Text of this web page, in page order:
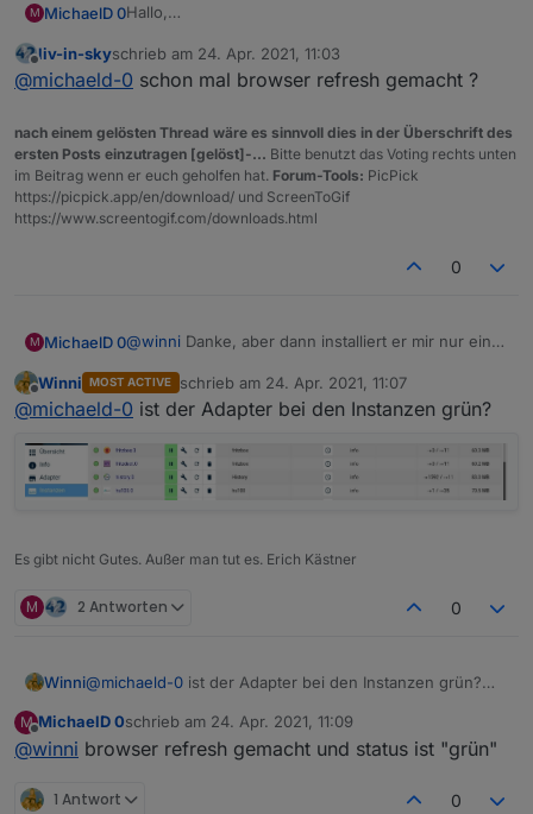
M MichaelD 0Hallo,
die Frage nicht wirklich schlau.
Ich habe den Fritzbox DECT Adapter installiert. Im
Jedoch legt der Adapter unter "Objekte" in der
Tree-Ansicht keinen Eintrag an. Also dort gibt es
keinen Tree/Verzeichnis "Fritz DECT" oder
ähnliches auf der obersten Ebene wie ioT.0 oder
hm-rega.0.
Vielen Dank
Michael
Offline
liv-in-skyschrieb am 24. Apr. 2021, 11:03
zuletzt editiert von
@michaeld-0 schon mal browser refresh gemacht ?
nach einem gelösten Thread wäre es sinnvoll dies in der Überschrift des
ersten Posts einzutragen [gelöst]-... Bitte benutzt das Voting rechts unten
im Beitrag wenn er euch geholfen hat. Forum-Tools: PicPick
https://picpick.app/en/download/ und ScreenToGif
https://www.screentogif.com/downloads.html
0
M MichaelD 0@winni Danke, aber dann installiert er mir nur eine
Er legt kein neues Verzeichnis/Tree oder
Baumstruktur an.
Offline
Winni MOST ACTIVE schrieb am 24. Apr. 2021, 11:07
zuletzt editiert von
@michaeld-0 ist der Adapter bei den Instanzen grün?
Es gibt nicht Gutes. Außer man tut es. Erich Kästner
M 2 Antworten 0
Winni@michaeld-0 ist der Adapter bei den Instanzen grün?
M
Offline
MichaelD 0schrieb am 24. Apr. 2021, 11:09
zuletzt editiert von
@winni browser refresh gemacht und status ist "grün"
1 Antwort 0